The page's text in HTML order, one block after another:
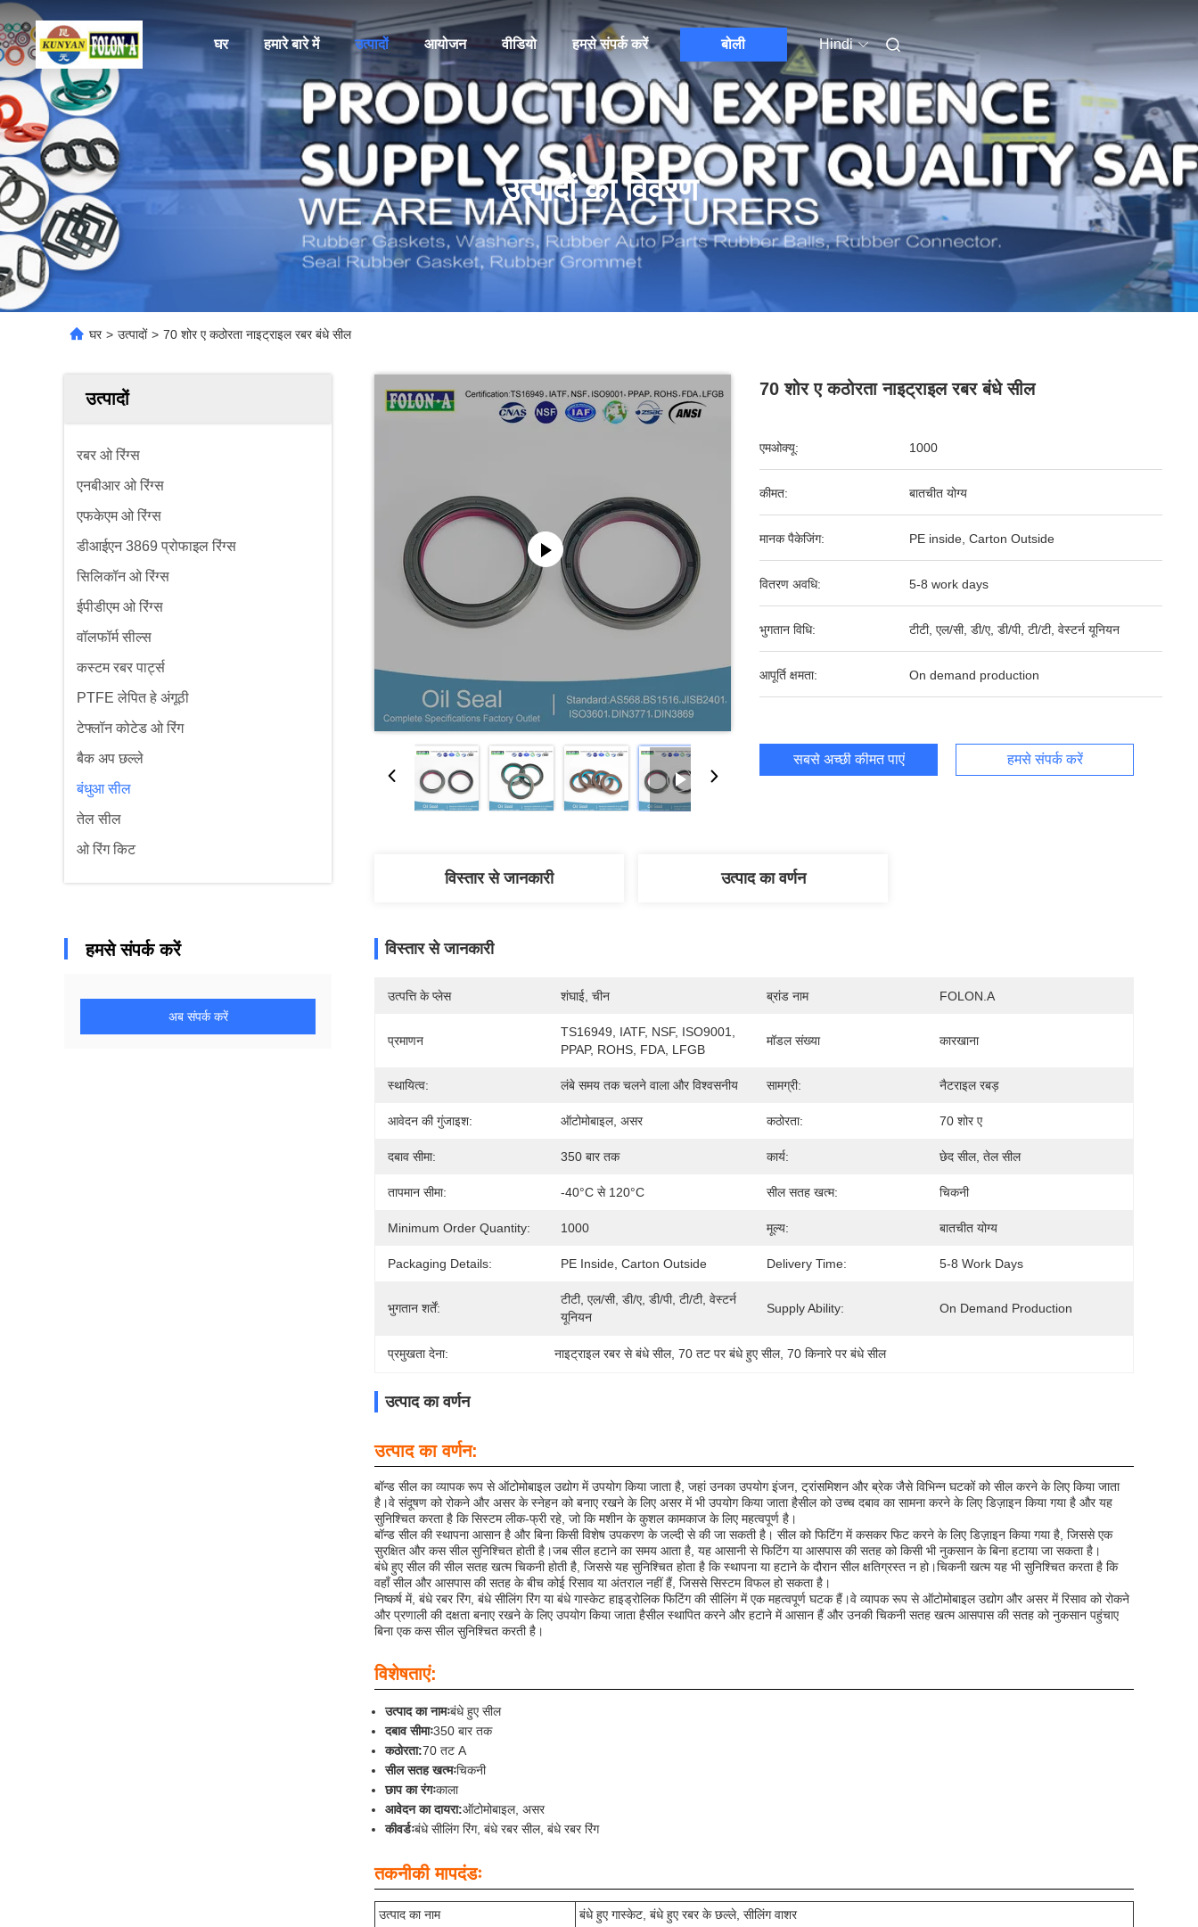
घर हमारे बारे में उत्पादों आयोजन वीडियो हमसे संपर्क करें बोली Hindi
उत्पादों का विवरण
घर > उत्पादों > 70 शोर ए कठोरता नाइट्राइल रबर बंधे सील
उत्पादों
रबर ओ रिंग्स
एनबीआर ओ रिंग्स
एफकेएम ओ रिंग्स
डीआईएन 3869 प्रोफाइल रिंग्स
सिलिकॉन ओ रिंग्स
ईपीडीएम ओ रिंग्स
वॉलफॉर्म सील्स
कस्टम रबर पार्ट्स
PTFE लेपित हे अंगूठी
टेफ्लॉन कोटेड ओ रिंग
बैक अप छल्ले
बंधुआ सील
तेल सील
ओ रिंग किट
हमसे संपर्क करें
अब संपर्क करें
70 शोर ए कठोरता नाइट्राइल रबर बंधे सील
एमओक्यू: 1000
कीमत: बातचीत योग्य
मानक पैकेजिंग: PE inside, Carton Outside
वितरण अवधि: 5-8 work days
भुगतान विधि: टीटी, एल/सी, डी/ए, डी/पी, टी/टी, वेस्टर्न यूनियन
आपूर्ति क्षमता: On demand production
सबसे अच्छी कीमत पाएं हमसे संपर्क करें
विस्तार से जानकारी उत्पाद का वर्णन
विस्तार से जानकारी
उत्पत्ति के प्लेस शंघाई, चीन ब्रांड नाम FOLON.A
प्रमाणन
TS16949, IATF, NSF, ISO9001,
PPAP, ROHS, FDA, LFGB
मॉडल संख्या कारखाना
स्थायित्व: लंबे समय तक चलने वाला और विश्वसनीय सामग्री: नैटराइल रबड़
आवेदन की गुंजाइश: ऑटोमोबाइल, असर कठोरता: 70 शोर ए
दबाव सीमा: 350 बार तक कार्य: छेद सील, तेल सील
तापमान सीमा: -40°C से 120°C सील सतह खत्म: चिकनी
Minimum Order Quantity: 1000 मूल्य: बातचीत योग्य
Packaging Details: PE Inside, Carton Outside Delivery Time: 5-8 Work Days
भुगतान शर्तें:
टीटी, एल/सी, डी/ए, डी/पी, टी/टी, वेस्टर्न
यूनियन
Supply Ability: On Demand Production
प्रमुखता देना: नाइट्राइल रबर से बंधे सील, 70 तट पर बंधे हुए सील, 70 किनारे पर बंधे सील
उत्पाद का वर्णन
उत्पाद का वर्णन:
बॉन्ड सील का व्यापक रूप से ऑटोमोबाइल उद्योग में उपयोग किया जाता है, जहां उनका उपयोग इंजन, ट्रांसमिशन और ब्रेक जैसे विभिन्न घटकों को सील करने के लिए किया जाता
है।वे संदूषण को रोकने और असर के स्नेहन को बनाए रखने के लिए असर में भी उपयोग किया जाता हैसील को उच्च दबाव का सामना करने के लिए डिज़ाइन किया गया है और यह
सुनिश्चित करता है कि सिस्टम लीक-फ्री रहे, जो कि मशीन के कुशल कामकाज के लिए महत्वपूर्ण है।
बॉन्ड सील की स्थापना आसान है और बिना किसी विशेष उपकरण के जल्दी से की जा सकती है। सील को फिटिंग में कसकर फिट करने के लिए डिज़ाइन किया गया है, जिससे एक
सुरक्षित और कस सील सुनिश्चित होती है।जब सील हटाने का समय आता है, यह आसानी से फिटिंग या आसपास की सतह को किसी भी नुकसान के बिना हटाया जा सकता है।
बंधे हुए सील की सील सतह खत्म चिकनी होती है, जिससे यह सुनिश्चित होता है कि स्थापना या हटाने के दौरान सील क्षतिग्रस्त न हो।चिकनी खत्म यह भी सुनिश्चित करता है कि
वहाँ सील और आसपास की सतह के बीच कोई रिसाव या अंतराल नहीं हैं, जिससे सिस्टम विफल हो सकता है।
निष्कर्ष में, बंधे रबर रिंग, बंधे सीलिंग रिंग या बंधे गास्केट हाइड्रोलिक फिटिंग की सीलिंग में एक महत्वपूर्ण घटक हैं।वे व्यापक रूप से ऑटोमोबाइल उद्योग और असर में रिसाव को रोकने
और प्रणाली की दक्षता बनाए रखने के लिए उपयोग किया जाता हैसील स्थापित करने और हटाने में आसान हैं और उनकी चिकनी सतह खत्म आसपास की सतह को नुकसान पहुंचाए
बिना एक कस सील सुनिश्चित करती है।
विशेषताएं:
उत्पाद का नामःबंधे हुए सील
दबाव सीमाः350 बार तक
कठोरता:70 तट A
सील सतह खत्मःचिकनी
छाप का रंगःकाला
आवेदन का दायरा:ऑटोमोबाइल, असर
कीवर्डःबंधे सीलिंग रिंग, बंधे रबर सील, बंधे रबर रिंग
तकनीकी मापदंडः
उत्पाद का नाम
बंधे हुए गास्केट, बंधे हुए रबर के छल्ले, सीलिंग वाशर